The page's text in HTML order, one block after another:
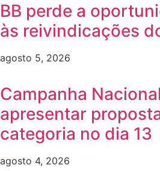
BB perde a
às reivindicações
agosto 5, 2026
Campanha
apresentar
categoria no dia 13
agosto 4, 2026